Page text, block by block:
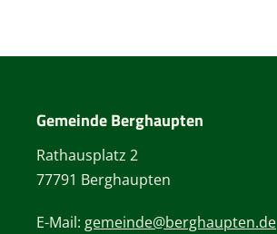
Gemeinde Berghaupten
Rathausplatz 2
77791 Berghaupten
E-Mail: gemeinde@berghaupten.de